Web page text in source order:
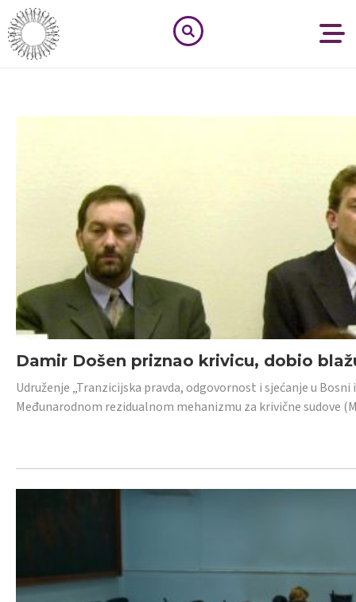
Damir Došen priznao krivicu, dobio
Udruženje „Tranzicijska pravda, odgovornost i sjećanje u
Međunarodnom rezidualnom mehanizmu za krivične sudove